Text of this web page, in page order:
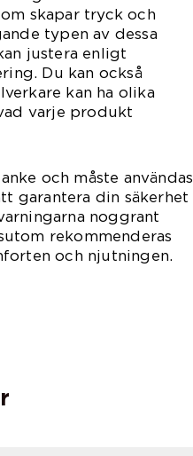
skapar tryck och
typen av dessa
justera enligt
Du kan också
kan ha olika
varje produkt
och måste användas
garantera din säkerhet
noggrant
rekommenderas
och njutningen.